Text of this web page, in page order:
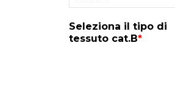
Seleziona il tipo di
tessuto cat.B*